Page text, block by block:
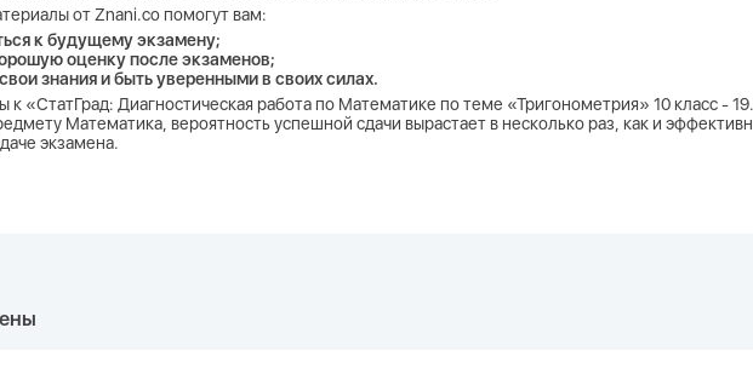
от Znani.co помогут вам:
к будущему экзамену;
оценку после экзаменов;
знания и быть уверенными в своих силах.
к «СтатГрад: Диагностическая работа по Математике по теме «Тригонометрия» 10 класс -
Математика, вероятность успешной сдачи вырастает в несколько раз, как и
экзамена.